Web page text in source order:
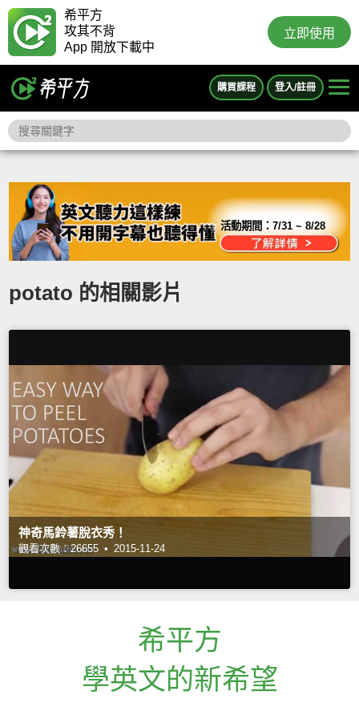
希平方
攻其不背
App 開放下載中
立即使用
購買課程 登入/註冊
活動期間：7/31 ~ 8/28
potato 的相關影片
神奇馬鈴薯脫衣秀！
觀看次數：26655 • 2015-11-24
希平方
學英文的新希望